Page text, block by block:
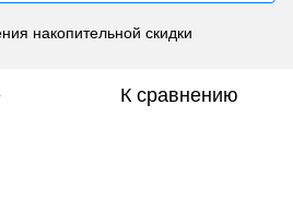
накопительной скидки
К сравнению